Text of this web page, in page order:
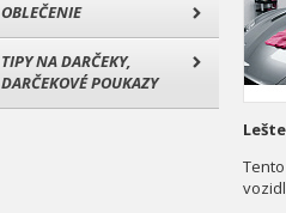
OBLEČENIE
TIPY NA DARČEKY,
DARČEKOVÉ POUKAZY